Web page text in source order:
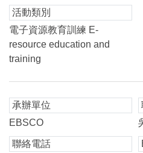
活動類別
電子資源教育訓練 E-
resource education and
training
承辦單位
EBSCO
聯絡電話